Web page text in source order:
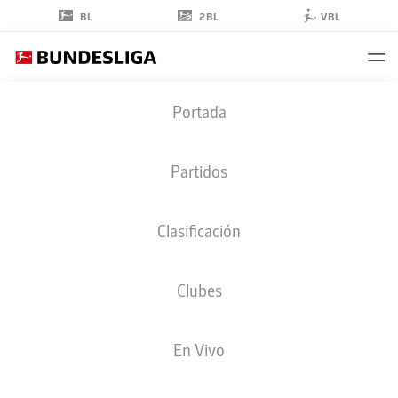
BL 2BL VBL
Portada
Partidos
Clasificación
Clubes
En Vivo